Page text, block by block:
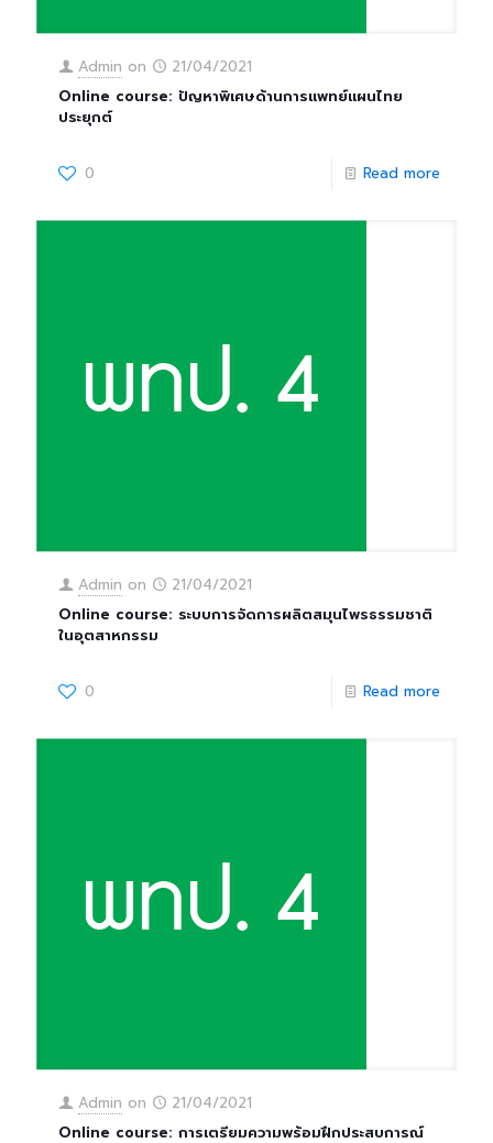
Admin on
21/04/2021
Online course: ปัญหาพิเศษด้านการแพทย์แผนไทย
ประยุกต์
0 Read more
Admin on
21/04/2021
Online course: ระบบการจัดการผลิตสมุนไพรธรรมชาติ
ในอุตสาหกรรม
0 Read more
Admin on
21/04/2021
Online course: การเตรียมความพร้อมฝึกประสบการณ์